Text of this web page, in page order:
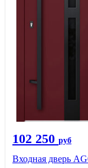
102 250 руб
Входная дверь